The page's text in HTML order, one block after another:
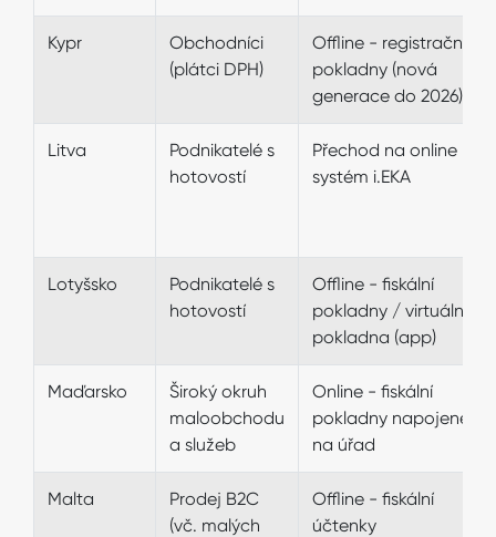
Kypr
Obchodníci
(plátci DPH)
Offline - registrační
pokladny (nová
generace do 2026)
Litva
Podnikatelé s
hotovostí
Přechod na online -
systém i.EKA
Lotyšsko
Podnikatelé s
hotovostí
Offline - fiskální
pokladny / virtuální
pokladna (app)
Maďarsko
Široký okruh
maloobchodu
a služeb
Online - fiskální
pokladny napojené
na úřad
Malta
Prodej B2C
(vč. malých
Offline - fiskální
účtenky